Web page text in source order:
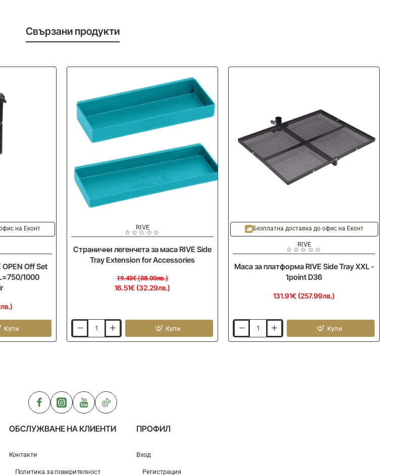
Свързани продукти
на Еконт
Off Set
1000
Купи
RIVE
Странични легенчета за маса RIVE Side
Tray Extension for Accessories
16.51€ (32.29лв.)
19.43€ (38.00лв.)
Странични
легенчета
for
Accessories
Купи
Безплатна доставка до офис на Еконт
RIVE
Маса за платформа RIVE Side Tray XXL -
1point D36
131.91€ (257.99лв.)
за
Купи
ОБСЛУЖВАНЕ НА КЛИЕНТИ
Контакти
Политика за поверителност
ПРОФИЛ
Вход
Регистрация